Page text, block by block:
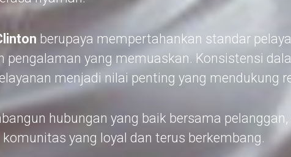
berupaya mempertahankan standar
pengalaman yang memuaskan. Konsistensi
menjadi nilai penting yang mendukung
hubungan yang baik bersama
yang loyal dan terus berkembang.